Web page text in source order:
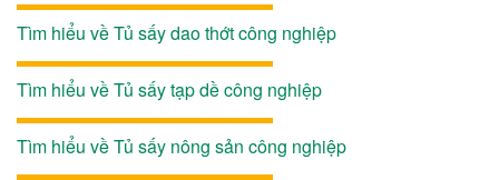
Tìm hiểu về Tủ sấy dao thớt công nghiệp
Tìm hiểu về Tủ sấy tạp dề công nghiệp
Tìm hiểu về Tủ sấy nông sản công nghiệp